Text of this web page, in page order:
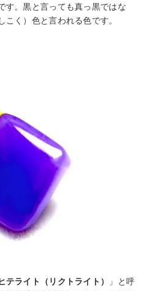
す。黒と言っても真っ黒ではな
こく）色と言われる色です。
テライト（リクトライト）
」と呼